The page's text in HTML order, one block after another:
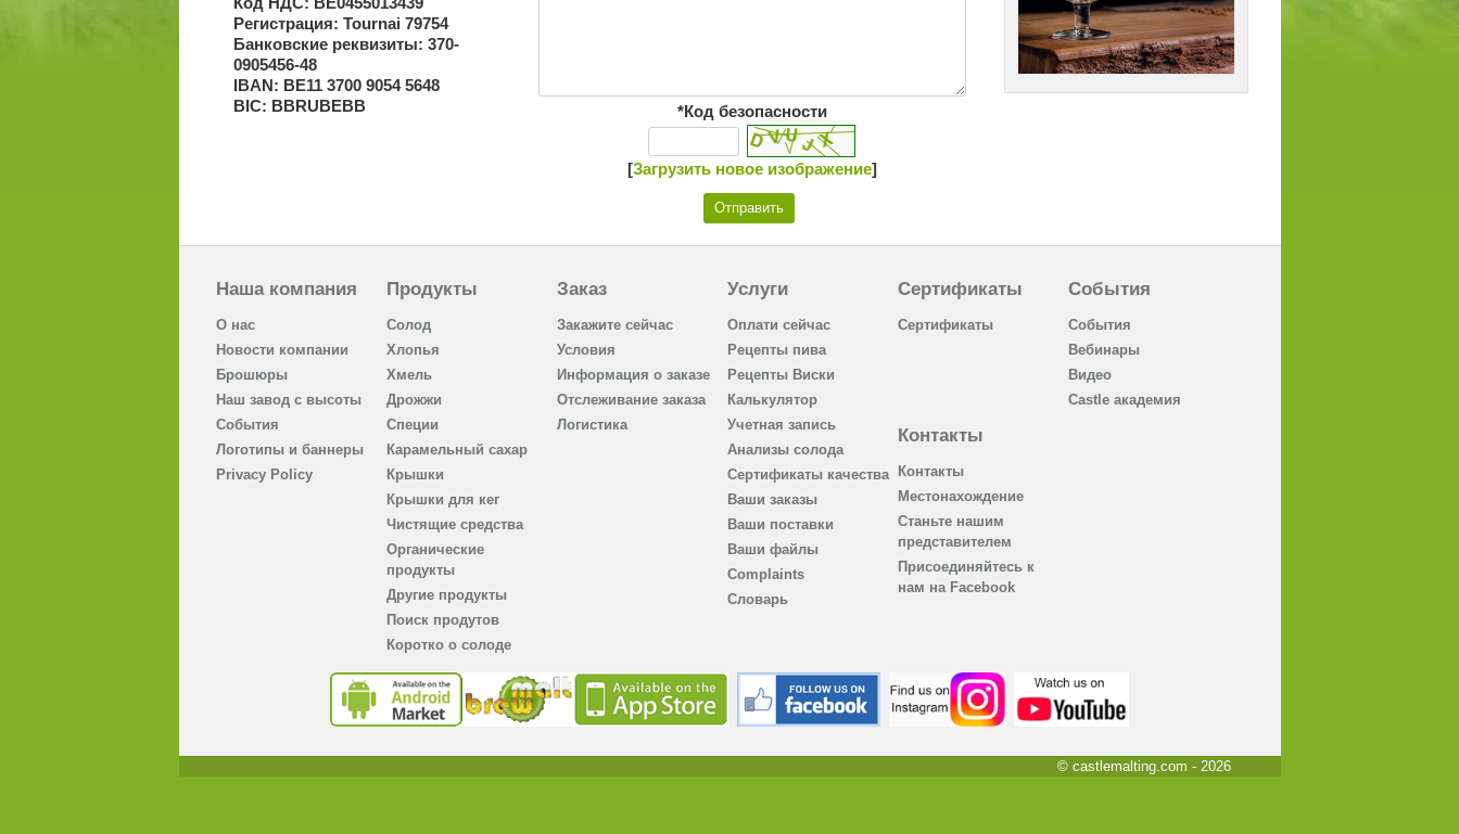
Регистрация: Tournai 79754
Банковские реквизиты: 370-
0905456-48
IBAN: BE11 3700 9054 5648
BIC: BBRUBEBB
*Код безопасности
[Загрузить новое изображение]
Наша компания
О нас
Новости компании
Брошюры
Наш завод с высоты
События
Логотипы и баннеры
Privacy Policy
Продукты
Солод
Хлопья
Хмель
Дрожжи
Cпеции
Карамельный сахар
Крышки
Крышки для кег
Чистящие средства
Органические
продукты
Другие продукты
Поиск продутов
Коротко о солоде
Заказ
Закажите сейчас
Условия
Информация о заказе
Отслеживание заказа
Логистика
Услуги
Оплати сейчас
Рецепты пива
Рецепты Виски
Калькулятор
Учетная запись
Анализы солода
Сертификаты качества
Ваши заказы
Ваши поставки
Ваши файлы
Complaints
Словарь
Сертификаты
Сертификаты
События
События
Вебинары
Видео
Castle академия
Контакты
Контакты
Местонахождение
Станьте нашим
представителем
Присоединяйтесь к
нам на Facebook
© castlemalting.com - 2026